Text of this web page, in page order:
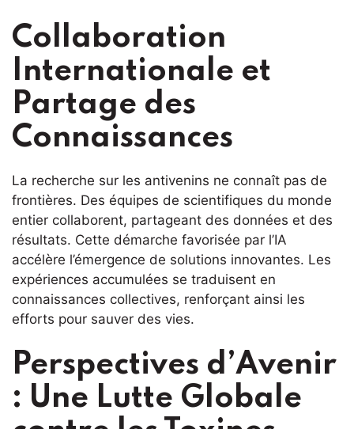
Collaboration
Internationale et
Partage des
Connaissances
La recherche sur les antivenins ne connaît pas de
frontières. Des équipes de scientifiques du monde
entier collaborent, partageant des données et des
résultats. Cette démarche favorisée par l’IA
accélère l’émergence de solutions innovantes. Les
expériences accumulées se traduisent en
connaissances collectives, renforçant ainsi les
efforts pour sauver des vies.
Perspectives d’Avenir
: Une Lutte Globale